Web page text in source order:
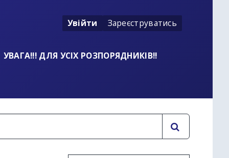
Увійти Зареєструватись
УВАГА!!! ДЛЯ УСІХ РОЗПОРЯДНИКІВ!!